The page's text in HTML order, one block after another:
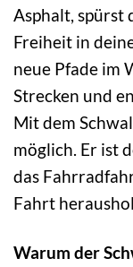
Asphalt, spürst
Freiheit in
neue Pfade im
Strecken und
Mit dem
möglich. Er ist
das
Fahrt
Warum der